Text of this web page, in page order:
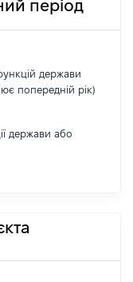
період
держави
попередній рік)
держави або